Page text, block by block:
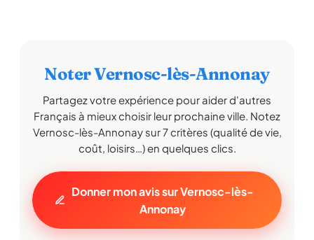
Noter Vernosc-lès-Annonay
Partagez votre expérience pour aider d'autres
Français à mieux choisir leur prochaine ville. Notez
Vernosc-lès-Annonay sur 7 critères (qualité de vie,
coût, loisirs…) en quelques clics.
Donner mon avis sur Vernosc-lès-
Annonay